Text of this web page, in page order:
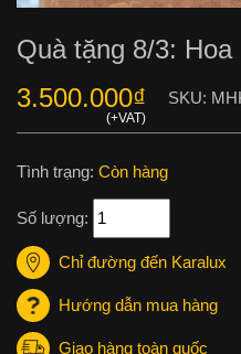
Quà tặng 8/3:
3.500.000₫ SKU:
Tình trạng: Còn hàng
Số lượng:
Chỉ đường đến Karalux
Hướng dẫn mua hàng
Giao hàng toàn quốc